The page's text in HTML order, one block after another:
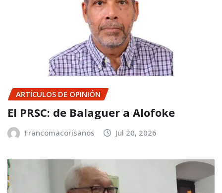
ARTÍCULOS DE OPINIÓN
El PRSC: de Balaguer a Alofoke
Francomacorisanos Jul 20, 2026